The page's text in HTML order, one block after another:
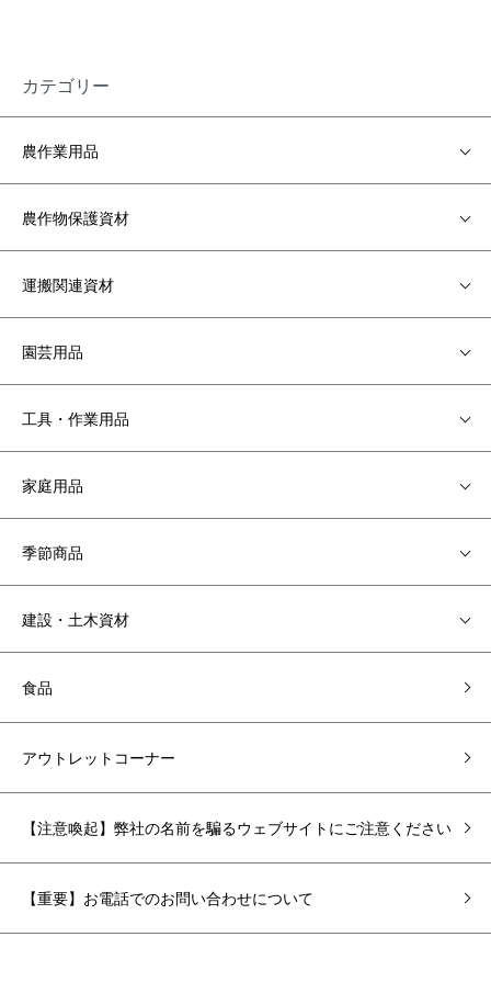
カテゴリー
農作業用品
農作物保護資材
運搬関連資材
園芸用品
工具・作業用品
家庭用品
季節商品
建設・土木資材
食品
アウトレットコーナー
【注意喚起】弊社の名前を騙るウェブサイトにご注意ください
【重要】お電話でのお問い合わせについて